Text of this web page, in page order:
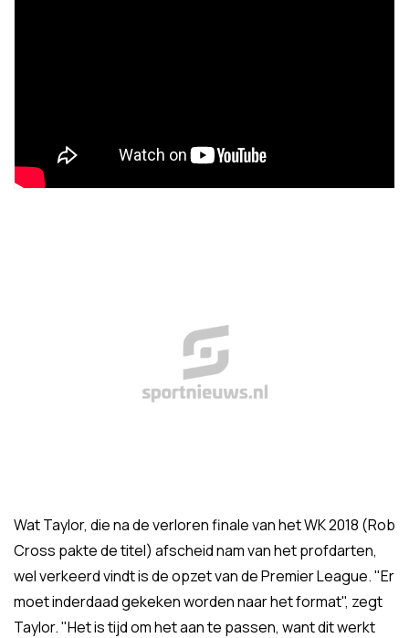
Wat Taylor, die na de verloren finale van het WK 2018 (Rob
Cross pakte de titel) afscheid nam van het profdarten,
wel verkeerd vindt is de opzet van de Premier League. "Er
moet inderdaad gekeken worden naar het format", zegt
Taylor. "Het is tijd om het aan te passen, want dit werkt